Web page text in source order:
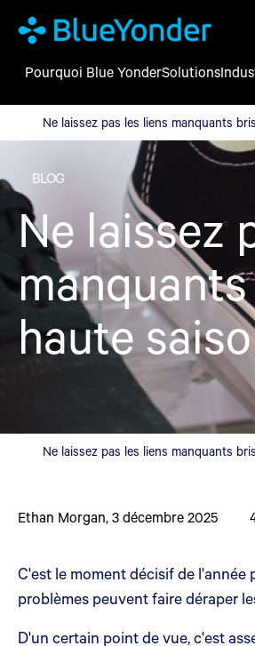
Ne laissez pas les liens manquants
Pourquoi Blue YonderSolutions
Ne laissez pas les liens manquants
BLOG
Ne laissez
haute
Ne laissez pas les liens manquants
Ethan Morgan,3 décembre 2025
C'est le moment décisif de l'année
problèmes peuvent faire déraper
D'un certain point de vue, c'est